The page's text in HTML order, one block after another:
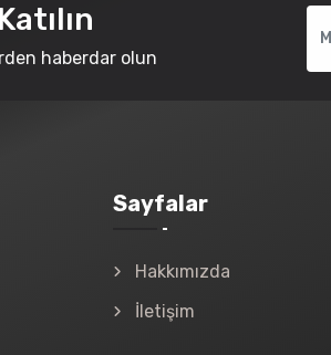
haberdar olun
Sayfalar
Hakkımızda
İletişim